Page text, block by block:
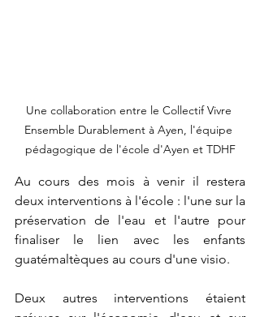
Une collaboration entre le Collectif Vivre
Ensemble Durablement à Ayen, l'équipe
pédagogique de l'école d'Ayen et TDHF
Au cours des mois à venir il restera
deux interventions à l'école : l'une sur la
préservation de l'eau et l'autre pour
finaliser le lien avec les enfants
guatémaltèques au cours d'une visio.
Deux autres interventions étaient